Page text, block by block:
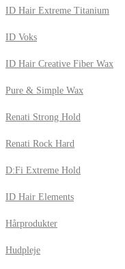
ID Hair Extreme Titanium
ID Voks
ID Hair Creative Fiber Wax
Pure & Simple Wax
Renati Strong Hold
Renati Rock Hard
D:Fi Extreme Hold
ID Hair Elements
Hårprodukter
Hudpleje